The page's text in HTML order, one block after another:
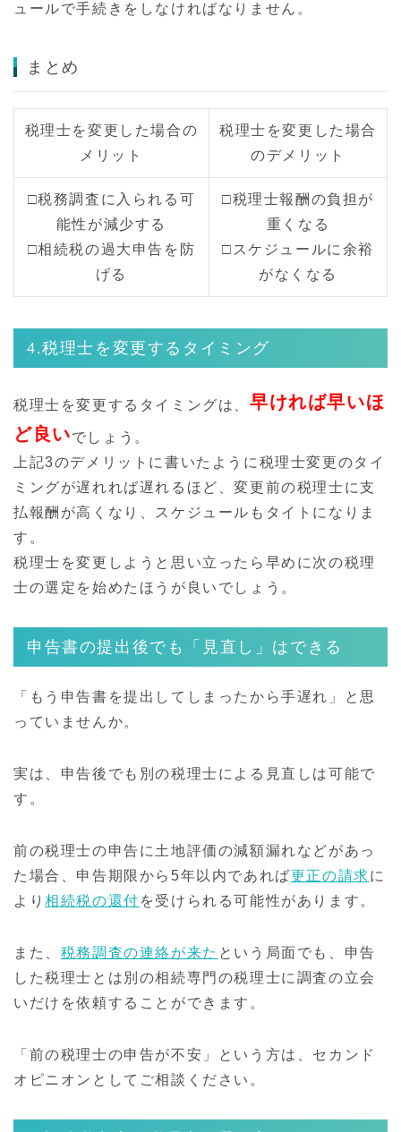
ュールで手続きをしなければなりません。
まとめ
税理士を変更した場合の
メリット
税理士を変更した場合
のデメリット
□税務調査に入られる可
能性が減少する
□相続税の過大申告を防
げる
□税理士報酬の負担が
重くなる
□スケジュールに余裕
がなくなる
4.税理士を変更するタイミング
税理士を変更するタイミングは、 早ければ早いほ
ど良いでしょう。
上記3のデメリットに書いたように税理士変更のタイ
ミングが遅れれば遅れるほど、変更前の税理士に支
払報酬が高くなり、スケジュールもタイトになりま
す。
税理士を変更しようと思い立ったら早めに次の税理
士の選定を始めたほうが良いでしょう。
申告書の提出後でも「見直し」はできる
「もう申告書を提出してしまったから手遅れ」と思
っていませんか。
実は、申告後でも別の税理士による見直しは可能で
す。
前の税理士の申告に土地評価の減額漏れなどがあっ
た場合、申告期限から5年以内であれば更正の請求に
より相続税の還付 を受けられる可能性があります。
また、 税務調査の連絡が来た という局面でも、申告
した税理士とは別の相続専門の税理士に調査の立会
いだけを依頼することができます。
「前の税理士の申告が不安」という方は、セカンド
オピニオンとしてご相談ください。